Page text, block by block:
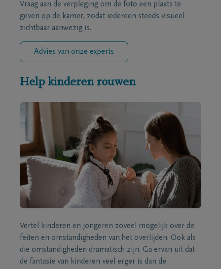
Vraag aan de verpleging om de foto een plaats te
geven op de kamer, zodat iedereen steeds visueel
zichtbaar aanwezig is.
Advies van onze experts
Help kinderen rouwen
Vertel kinderen en jongeren zoveel mogelijk over de
feiten en omstandigheden van het overlijden. Ook als
die omstandigheden dramatisch zijn. Ga ervan uit dat
de fantasie van kinderen veel erger is dan de